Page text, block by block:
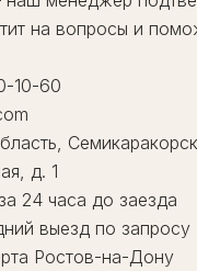
Семикаракорский
д. 1
на вопросы и
10-60
д. 1
24 часа до заезда
выезд по запросу
Ростов-на-Дону